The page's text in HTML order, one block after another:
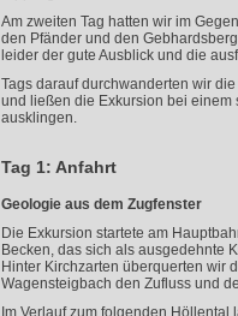
Am zweiten Tag hatten wir im
den Pfänder und den
leider der gute Ausblick und die
Tags darauf durchwanderten wir
und ließen die Exkursion bei einem
ausklingen.
Tag 1: Anfahrt
Geologie aus dem Zugfenster
Die Exkursion startete am
Becken, das sich als ausgedehnte
Hinter Kirchzarten überquerten wir
Wagensteigbach den Zufluss und
Im Verlauf zum folgenden